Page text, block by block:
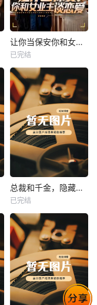
热播
未知
让你当保安你和女业主谈恋爱
已完结
热播
未知
总裁和千金，隐藏身份闪婚了
已完结